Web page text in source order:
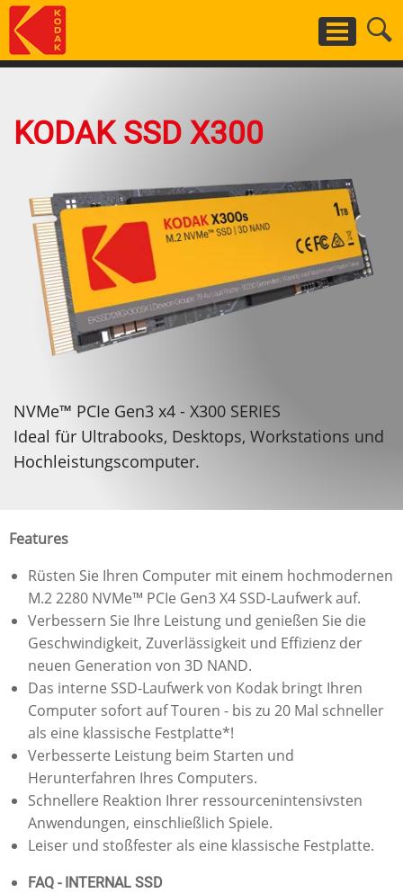
Skip
to
main
KODAK SSD X300
NVMe™ PCIe Gen3 x4 - X300 SERIES
Ideal für Ultrabooks, Desktops, Workstations und
Hochleistungscomputer.
Features
Rüsten Sie Ihren Computer mit einem hochmodernen
M.2 2280 NVMe™ PCIe Gen3 X4 SSD-Laufwerk auf.
Verbessern Sie Ihre Leistung und genießen Sie die
Geschwindigkeit, Zuverlässigkeit und Effizienz der
neuen Generation von 3D NAND.
Das interne SSD-Laufwerk von Kodak bringt Ihren
Computer sofort auf Touren - bis zu 20 Mal schneller
als eine klassische Festplatte*!
Verbesserte Leistung beim Starten und
Herunterfahren Ihres Computers.
Schnellere Reaktion Ihrer ressourcenintensivsten
Anwendungen, einschließlich Spiele.
Leiser und stoßfester als eine klassische Festplatte.
FAQ - INTERNAL SSD